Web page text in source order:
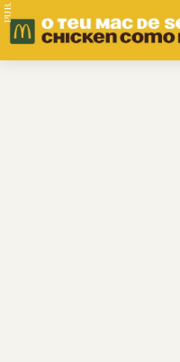
PUB.